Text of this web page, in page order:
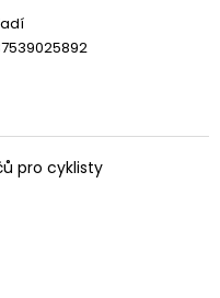
pro cyklisty